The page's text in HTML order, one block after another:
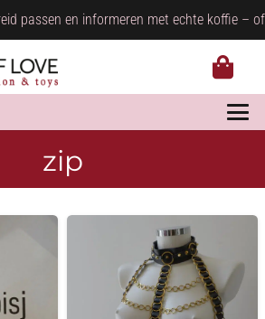
passen en informeren met echte koffie –
zip